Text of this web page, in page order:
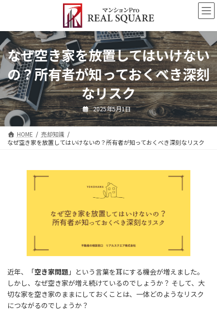
ン
ツ
へ
ス
キ
ッ
プ
ー
シ
ョ
ン
に
移
動
なぜ空き家を放置してはいけない
の？所有者が知っておくべき深刻
なリスク
2025年5月1日
HOME
売却知識
なぜ空き家を放置してはいけないの？所有者が知っておくべき深刻なリスク
近年、「空き家問題 」という言葉を耳にする機会が増えました。
しかし、なぜ空き家が増え続けているのでしょうか？ そして、大
切な家を空き家のままにしておくことは、一体どのようなリスク
につながるのでしょうか？